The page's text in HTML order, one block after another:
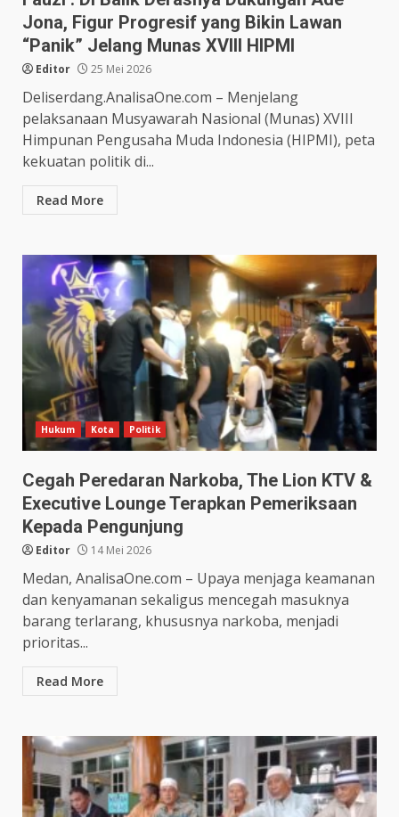
Jona, Figur Progresif yang Bikin Lawan
“Panik” Jelang Munas XVIII HIPMI
Editor 25 Mei 2026
Deliserdang.AnalisaOne.com – Menjelang
pelaksanaan Musyawarah Nasional (Munas) XVIII
Himpunan Pengusaha Muda Indonesia (HIPMI), peta
kekuatan politik di...
Read More
Hukum Kota Politik
Cegah Peredaran Narkoba, The Lion KTV &
Executive Lounge Terapkan Pemeriksaan
Kepada Pengunjung
Editor 14 Mei 2026
Medan, AnalisaOne.com – Upaya menjaga keamanan
dan kenyamanan sekaligus mencegah masuknya
barang terlarang, khususnya narkoba, menjadi
prioritas...
Read More